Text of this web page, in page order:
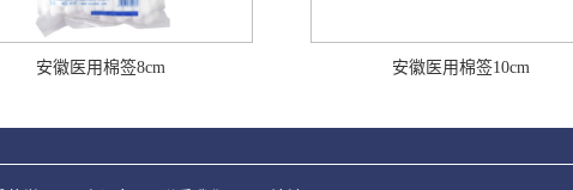
安徽医用棉签8cm 安徽医用棉签10cm